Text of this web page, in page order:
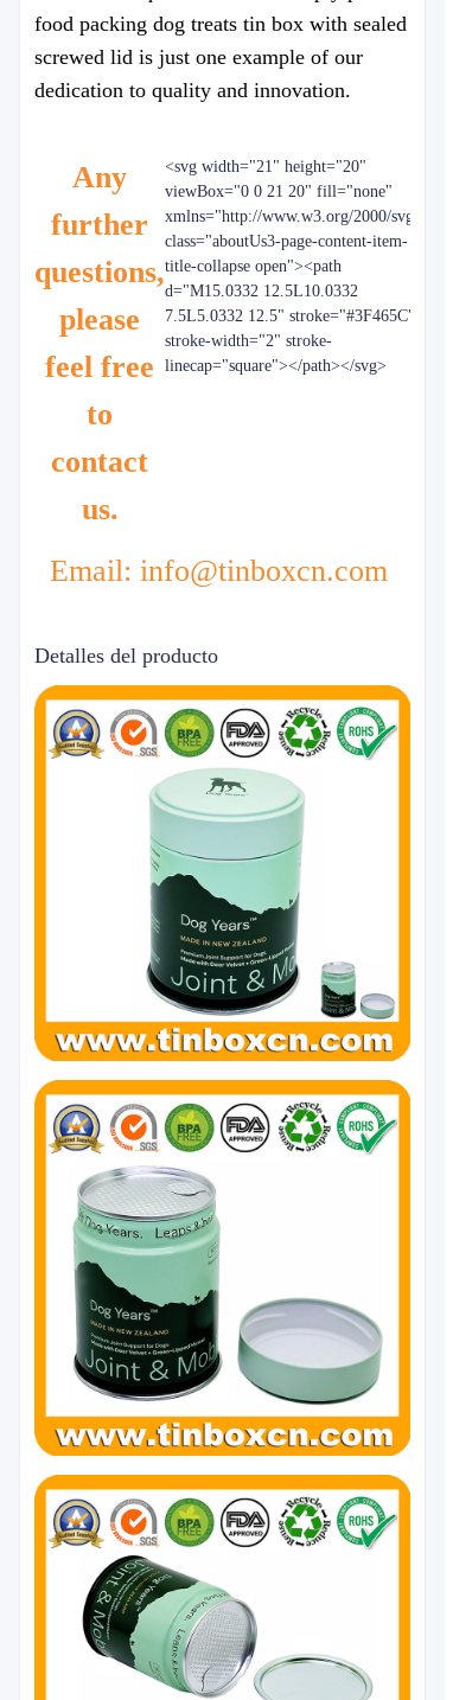
food packing dog treats tin box with sealed
screwed lid is just one example of our
dedication to quality and innovation.
Any
further
questions,
please
feel free
to
contact
us.
<svg width="21" height="20"
viewBox="0 0 21 20" fill="none"
xmlns="http://www.w3.org/2000/svg"
class="aboutUs3-page-content-item-
title-collapse open"><path
d="M15.0332 12.5L10.0332
7.5L5.0332 12.5" stroke="#3F465C"
stroke-width="2" stroke-
linecap="square"></path></svg>
Email: info@tinboxcn.com
Detalles del producto